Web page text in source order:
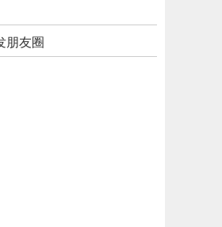
朋友圈